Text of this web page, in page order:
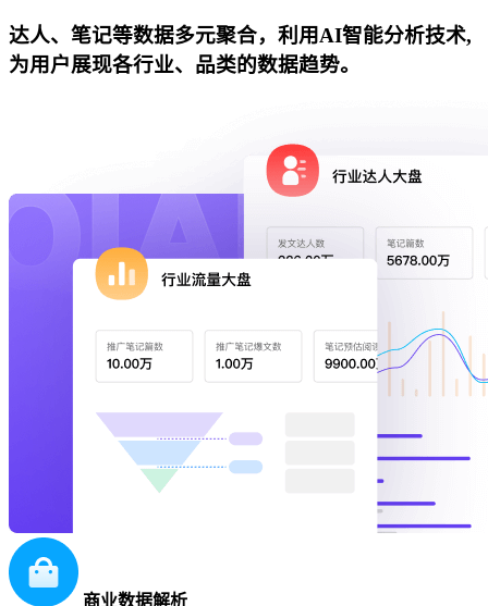
达人、笔记等数据多元聚合，利用AI智能分析技术,
为用户展现各行业、品类的数据趋势。
商业数据解析